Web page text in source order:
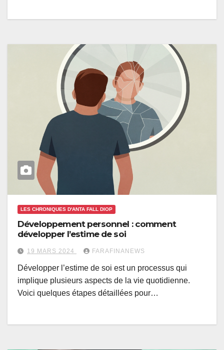
LES CHRONIQUES D'ANTA FALL DIOP
Développement personnel : comment
développer l’estime de soi
19 MARS 2024 FARAFINANEWS
Développer l’estime de soi est un processus qui
implique plusieurs aspects de la vie quotidienne.
Voici quelques étapes détaillées pour…